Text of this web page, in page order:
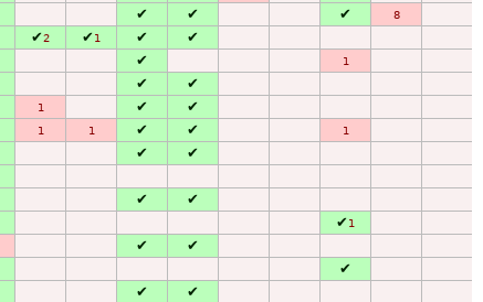
✔ ✔ ✔ 8
✔2 ✔1 ✔
✔
✔ 1
✔
✔
1 ✔
✔
1 1 ✔ ✔ 1
✔
✔
✔
✔
✔1
✔
✔
✔
✔
✔